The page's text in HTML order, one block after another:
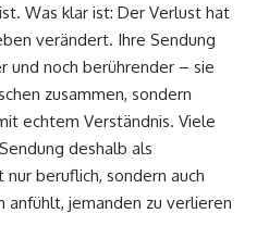
Was klar ist: Der Verlust hat
verändert. Ihre Sendung
und noch berührender – sie
zusammen, sondern
echtem Verständnis. Viele
deshalb als
beruflich, sondern auch
anfühlt, jemanden zu verlieren